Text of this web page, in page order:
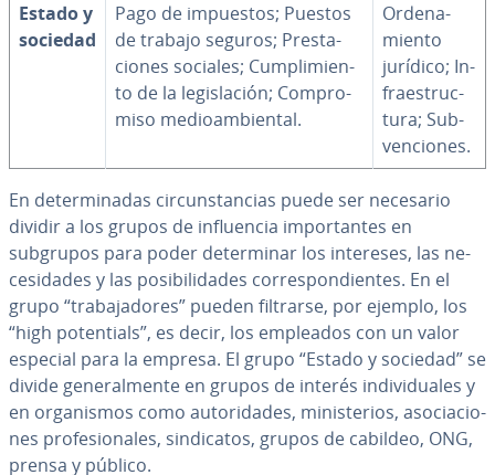
Estado y
sociedad
Pago de impuestos; Puestos
de trabajo seguros; Pre­s­ta­
cio­nes sociales; Cu­m­pli­mie­n­
to de la le­gi­s­la­ción; Co­m­pro­
mi­so me­dioa­m­bie­n­tal.
Or­de­na­
mie­n­to
jurídico; In­
frae­s­tru­c­
tu­ra; Su­b­
ve­n­cio­nes.
En de­te­r­mi­na­das ci­r­cu­n­s­ta­n­cias puede ser necesario
dividir a los grupos de in­flue­n­cia im­po­r­ta­n­tes en
subgrupos para poder de­te­r­mi­nar los intereses, las ne­
ce­si­da­des y las po­si­bi­li­da­des co­rre­s­po­n­die­n­tes. En el
grupo “tra­ba­ja­do­res” pueden filtrarse, por ejemplo, los
“high po­te­n­tia­ls”, es decir, los empleados con un valor
especial para la empresa. El grupo “Estado y sociedad” se
divide ge­ne­ra­l­me­n­te en grupos de interés in­di­vi­dua­les y
en or­ga­ni­s­mos como au­to­ri­da­des, mi­ni­s­te­rios, aso­cia­cio­
nes pro­fe­sio­na­les, si­n­di­ca­tos, grupos de cabildeo, ONG,
prensa y público.